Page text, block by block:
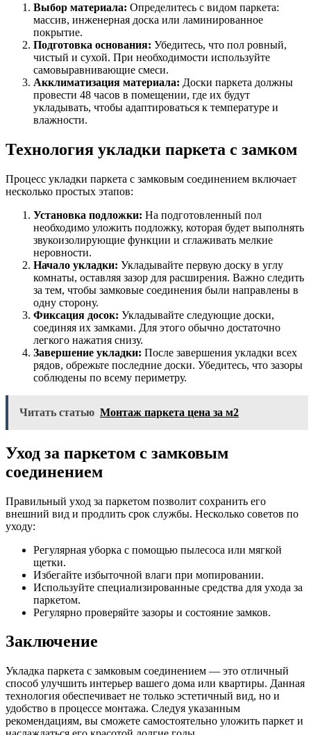
Выбор материала: Определитесь с видом паркета:
массив, инженерная доска или ламинированное
покрытие.
Подготовка основания: Убедитесь, что пол ровный,
чистый и сухой. При необходимости используйте
самовыравнивающие смеси.
Акклиматизация материала: Доски паркета должны
провести 48 часов в помещении, где их будут
укладывать, чтобы адаптироваться к температуре и
влажности.
Технология укладки паркета с замком
Процесс укладки паркета с замковым соединением включает
несколько простых этапов:
Установка подложки: На подготовленный пол
необходимо уложить подложку, которая будет выполнять
звукоизолирующие функции и сглаживать мелкие
неровности.
Начало укладки: Укладывайте первую доску в углу
комнаты, оставляя зазор для расширения. Важно следить
за тем, чтобы замковые соединения были направлены в
одну сторону.
Фиксация досок: Укладывайте следующие доски,
соединяя их замками. Для этого обычно достаточно
легкого нажатия снизу.
Завершение укладки: После завершения укладки всех
рядов, обрежьте последние доски. Убедитесь, что зазоры
соблюдены по всему периметру.
Читать статью Монтаж паркета цена за м2
Уход за паркетом с замковым
соединением
Правильный уход за паркетом позволит сохранить его
внешний вид и продлить срок службы. Несколько советов по
уходу:
Регулярная уборка с помощью пылесоса или мягкой
щетки.
Избегайте избыточной влаги при мопировании.
Используйте специализированные средства для ухода за
паркетом.
Регулярно проверяйте зазоры и состояние замков.
Заключение
Укладка паркета с замковым соединением — это отличный
способ улучшить интерьер вашего дома или квартиры. Данная
технология обеспечивает не только эстетичный вид, но и
удобство в процессе монтажа. Следуя указанным
рекомендациям, вы сможете самостоятельно уложить паркет и